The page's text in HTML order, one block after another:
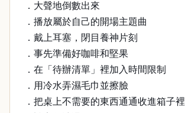
．大聲地倒數出來
．播放屬於自己的開場主題曲
．戴上耳塞，閉目養神片刻
．事先準備好咖啡和堅果
．在「待辦清單」裡加入時間限制
．用冷水弄濕毛巾並擦臉
．把桌上不需要的東西通通收進箱子裡